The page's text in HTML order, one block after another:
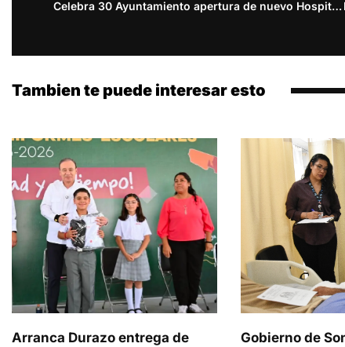
Celebra 30 Ayuntamiento apertura de nuevo Hospital Osme
Tambien te puede interesar esto
Arranca Durazo entrega de
Gobierno de